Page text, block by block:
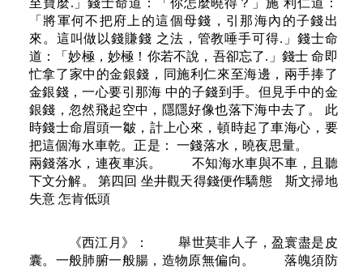
至寶麼.」錢士命道：「你怎麼曉得？」施 利仁道：
「將軍何不把府上的這個母錢，引那海內的子錢出
來。這叫做以錢賺錢 之法，管教唾手可得.」錢士命
道：「妙極，妙極！你若不說，吾卻忘了.」錢士 命即
忙拿了家中的金銀錢，同施利仁來至海邊，兩手捧了
金銀錢，一心要引那海 中的子錢到手。但見手中的金
銀錢，忽然飛起空中，隱隱好像也落下海中去了。 此
時錢士命眉頭一皺，計上心來，頓時起了車海心，要
把這個海水車乾。正是： 一錢落水，曉夜思量。
兩錢落水，連夜車浜。 不知海水車與不車，且聽
下文分解。 第四回 坐井觀天得錢便作驕態 斯文掃地
失意 怎肯低頭
《西江月》： 舉世莫非人子，盈寰盡是皮
囊。一般肺腑一般腸，造物原無偏向。 落魄須防